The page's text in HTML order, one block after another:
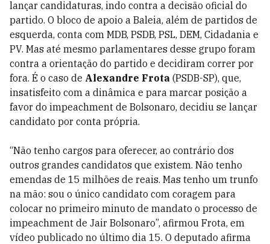
lançar candidaturas, indo contra a decisão oficial do
partido. O bloco de apoio a Baleia, além de partidos de
esquerda, conta com MDB, PSDB, PSL, DEM, Cidadania e
PV. Mas até mesmo parlamentares desse grupo foram
contra a orientação do partido e decidiram correr por
fora. É o caso de Alexandre Frota (PSDB-SP), que,
insatisfeito com a dinâmica e para marcar posição a
favor do impeachment de Bolsonaro, decidiu se lançar
candidato por conta própria.
“Não tenho cargos para oferecer, ao contrário dos
outros grandes candidatos que existem. Não tenho
emendas de 15 milhões de reais. Mas tenho um trunfo
na mão: sou o único candidato com coragem para
colocar no primeiro minuto de mandato o processo de
impeachment de Jair Bolsonaro”, afirmou Frota, em
vídeo publicado no último dia 15. O deputado afirma